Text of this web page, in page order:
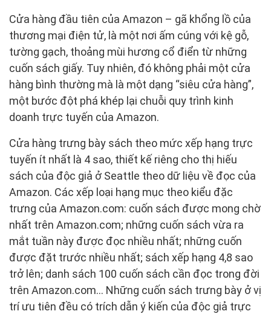
Cửa hàng đầu tiên của Amazon – gã khổng lồ của
thương mại điện tử, là một nơi ấm cúng với kệ gỗ,
tường gạch, thoảng mùi hương cổ điển từ những
cuốn sách giấy. Tuy nhiên, đó không phải một cửa
hàng bình thường mà là một dạng “siêu cửa hàng”,
một bước đột phá khép lại chuỗi quy trình kinh
doanh trực tuyến của Amazon.
Cửa hàng trưng bày sách theo mức xếp hạng trực
tuyến ít nhất là 4 sao, thiết kế riêng cho thị hiếu
sách của độc giả ở Seattle theo dữ liệu về đọc của
Amazon. Các xếp loại hạng mục theo kiểu đặc
trưng của Amazon.com: cuốn sách được mong chờ
nhất trên Amazon.com; những cuốn sách vừa ra
mắt tuần này được đọc nhiều nhất; những cuốn
được đặt trước nhiều nhất; sách xếp hạng 4,8 sao
trở lên; danh sách 100 cuốn sách cần đọc trong đời
trên Amazon.com… Những cuốn sách trưng bày ở vị
trí ưu tiên đều có trích dẫn ý kiến của độc giả trực